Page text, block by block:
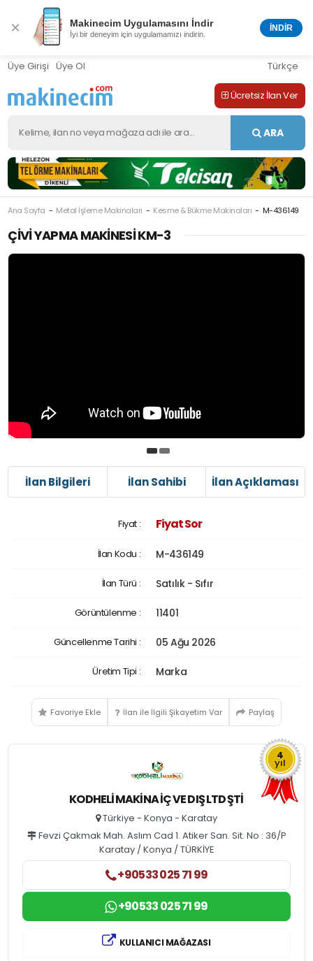
× Makinecim Uygulamasını İndir
İyi bir deneyim için uygulamamızı indirin.
İNDİR
Üye Girişi Üye Ol Türkçe
Ücretsiz İlan Ver
ARA
Ana Sayfa Metal İşleme Makinaları Kesme & Bükme Makinaları M-436149
ÇIVI YAPMA MAKINESI KM-3
İlan Bilgileri İlan Sahibi İlan Açıklaması
Fiyat : Fiyat Sor
İlan Kodu : M-436149
İlan Türü : Satılık - Sıfır
Görüntülenme : 11401
Güncellenme Tarihi : 05 Ağu 2026
Üretim Tipi : Marka
Favoriye Ekle İlan ile İlgili Şikayetim Var Paylaş
4
yıl
KODHELİ MAKİNA İÇ VE DIŞ LTD ŞTİ
Türkiye - Konya - Karatay
Fevzi Çakmak Mah. Aslım Cad 1. Atiker San. Sit. No : 36/P
Karatay / Konya / TÜRKİYE
+90533 025 71 99
+90533 025 71 99
KULLANICI MAĞAZASI